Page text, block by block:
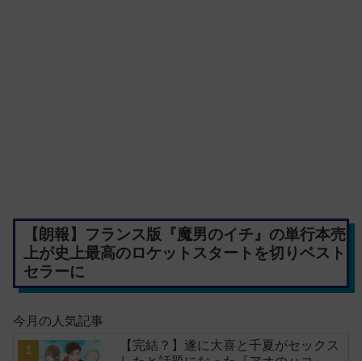
【朗報】フランス版『魔男のイチ』の単行本売
上が史上最高のロケットスタートを切りベスト
セラーに
今月の人気記事
【完結？】遂に大喜と千夏がセックス